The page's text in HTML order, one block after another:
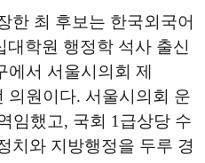
한 최 후보는 한국외국어
학원 행정학 석사 출신
에서 서울시의회 제
의원이다. 서울시의회 운
임했고, 국회 1급상당 수
치와 지방행정을 두루 경